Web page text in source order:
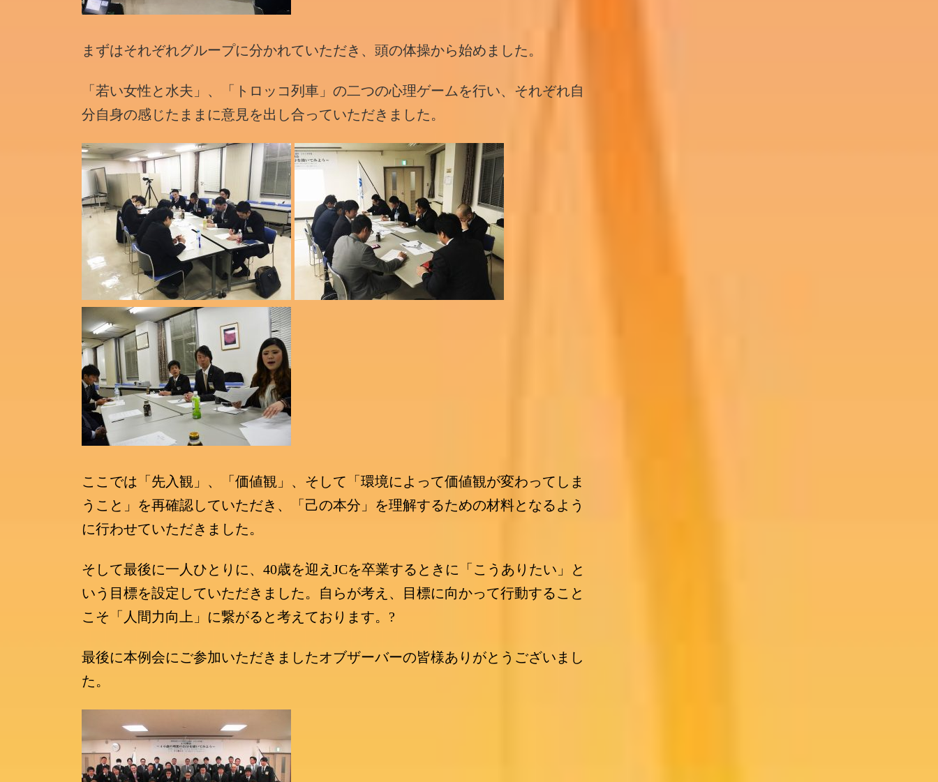
まずはそれぞれグループに分かれていただき、頭の体操から始めました。
「若い女性と水夫」、「トロッコ列車」の二つの心理ゲームを行い、それぞれ自
分自身の感じたままに意見を出し合っていただきました。
ここでは「先入観」、「価値観」、そして「環境によって価値観が変わってしま
うこと」を再確認していただき、「己の本分」を理解するための材料となるよう
に行わせていただきました。
そして最後に一人ひとりに、 40歳を迎え JCを卒業するときに「こうありたい」と
いう目標を設定していただきました。自らが考え、目標に向かって行動すること
こそ「人間力向上」に繋がると考えております。 ?
最後に本例会にご参加いただきましたオブザーバーの皆様ありがとうございまし
た。